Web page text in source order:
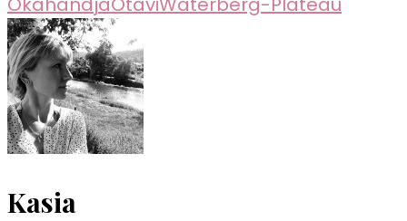
Kasia